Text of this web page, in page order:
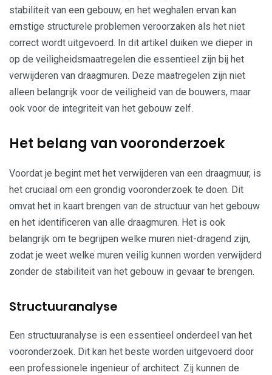
stabiliteit van een gebouw, en het weghalen ervan kan
ernstige structurele problemen veroorzaken als het niet
correct wordt uitgevoerd. In dit artikel duiken we dieper in
op de veiligheidsmaatregelen die essentieel zijn bij het
verwijderen van draagmuren. Deze maatregelen zijn niet
alleen belangrijk voor de veiligheid van de bouwers, maar
ook voor de integriteit van het gebouw zelf.
Het belang van vooronderzoek
Voordat je begint met het verwijderen van een draagmuur, is
het cruciaal om een grondig vooronderzoek te doen. Dit
omvat het in kaart brengen van de structuur van het gebouw
en het identificeren van alle draagmuren. Het is ook
belangrijk om te begrijpen welke muren niet-dragend zijn,
zodat je weet welke muren veilig kunnen worden verwijderd
zonder de stabiliteit van het gebouw in gevaar te brengen.
Structuuranalyse
Een structuuranalyse is een essentieel onderdeel van het
vooronderzoek. Dit kan het beste worden uitgevoerd door
een professionele ingenieur of architect. Zij kunnen de